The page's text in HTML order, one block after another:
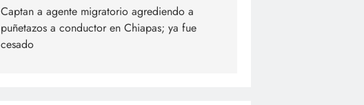
Captan a agente migratorio agrediendo a
puñetazos a conductor en Chiapas; ya fue
cesado